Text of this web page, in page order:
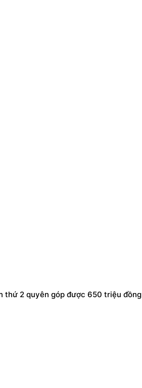
thứ 2 quyên góp được 650 triệu đồng